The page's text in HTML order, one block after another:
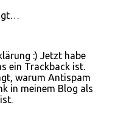
:) Jetzt habe
ein Trackback ist.
warum Antispam
in meinem Blog als